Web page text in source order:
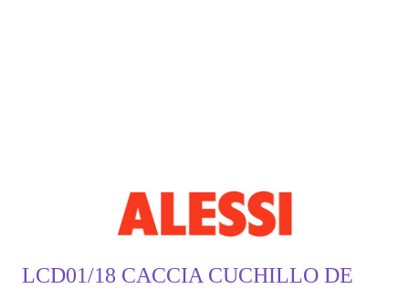
LCD01/18 CACCIA CUCHILLO DE